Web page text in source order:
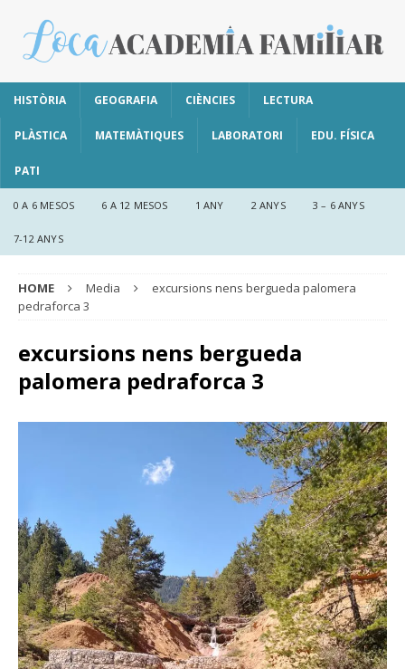
HISTÒRIA GEOGRAFIA CIÈNCIES LECTURA
PLÀSTICA MATEMÀTIQUES LABORATORI EDU. FÍSICA
PATI
0 A 6 MESOS 6 A 12 MESOS 1 ANY 2 ANYS 3 – 6 ANYS
7-12 ANYS
HOME Media
excursions nens bergueda palomera
pedraforca 3
excursions nens bergueda
palomera pedraforca 3